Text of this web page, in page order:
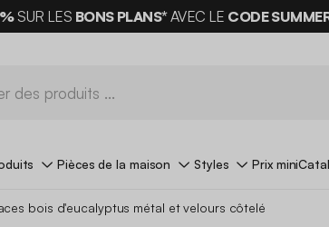
SUR LES BONS PLANS*AVEC LE CODE
Pièces de la maison Styles Prix mini
bois d'eucalyptus métal et velours côtelé